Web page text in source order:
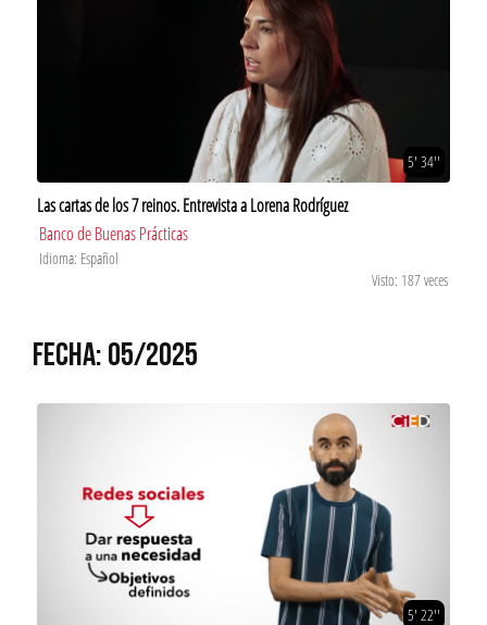
5' 34''
Las cartas de los 7 reinos. Entrevista a Lorena Rodríguez
Banco de Buenas Prácticas
Idioma: Español
Visto: 187 veces
FECHA: 05/2025
5' 22''